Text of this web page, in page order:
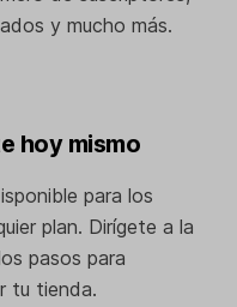
y mucho más.
hoy mismo
para los
plan. Dirígete a la
pasos para
tu tienda.